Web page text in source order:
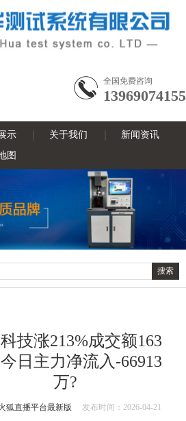
全国免费咨询
13969074155
示 关于我们
新闻资讯
图
是什
技涨213%成交额163
日主力净流入-66913
万?
狐直播平台最新版
发布时间：2026-04-21